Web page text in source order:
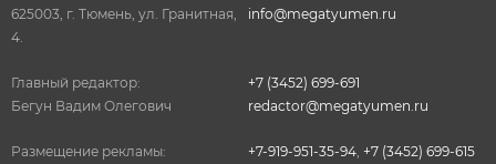
625003, г. Тюмень, ул. Гранитная,
4.
info@megatyumen.ru
Главный редактор:
Бегун Вадим Олегович
+7 (3452) 699-691
redactor@megatyumen.ru
Размещение рекламы:
+7-919-951-35-94 +7 (3452) 699-615